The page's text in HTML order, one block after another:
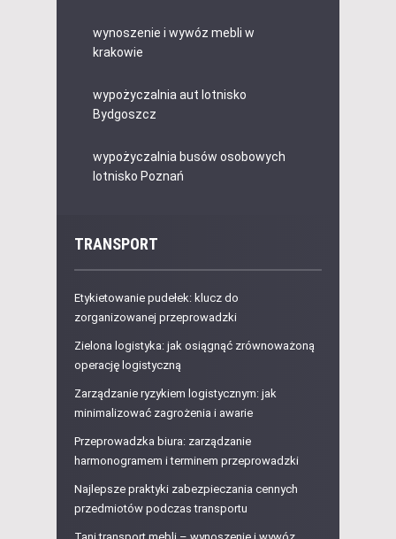
wynoszenie i wywóz mebli w
krakowie
wypożyczalnia aut lotnisko
Bydgoszcz
wypożyczalnia busów osobowych
lotnisko Poznań
TRANSPORT
Etykietowanie pudełek: klucz do
zorganizowanej przeprowadzki
Zielona logistyka: jak osiągnąć zrównoważoną
operację logistyczną
Zarządzanie ryzykiem logistycznym: jak
minimalizować zagrożenia i awarie
Przeprowadzka biura: zarządzanie
harmonogramem i terminem przeprowadzki
Najlepsze praktyki zabezpieczania cennych
przedmiotów podczas transportu